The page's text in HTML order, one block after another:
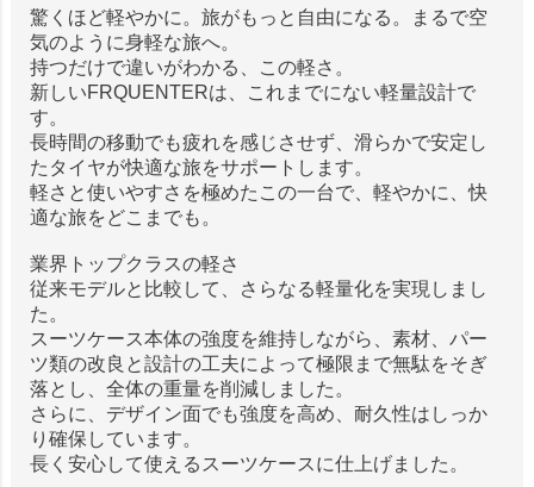
驚くほど軽やかに。旅がもっと自由になる。まるで空
気のように身軽な旅へ。
持つだけで違いがわかる、この軽さ。
新しいFRQUENTERは、これまでにない軽量設計で
す。
長時間の移動でも疲れを感じさせず、滑らかで安定し
たタイヤが快適な旅をサポートします。
軽さと使いやすさを極めたこの一台で、軽やかに、快
適な旅をどこまでも。
業界トップクラスの軽さ
従来モデルと比較して、さらなる軽量化を実現しまし
た。
スーツケース本体の強度を維持しながら、素材、パー
ツ類の改良と設計の工夫によって極限まで無駄をそぎ
落とし、全体の重量を削減しました。
さらに、デザイン面でも強度を高め、耐久性はしっか
り確保しています。
長く安心して使えるスーツケースに仕上げました。